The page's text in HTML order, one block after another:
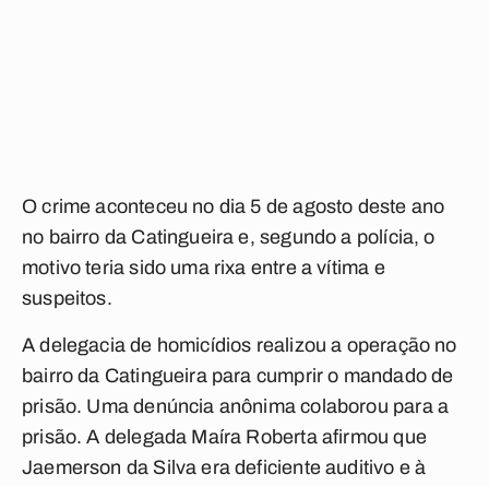
O crime aconteceu no dia 5 de agosto deste ano
no bairro da Catingueira e, segundo a polícia, o
motivo teria sido uma rixa entre a vítima e
suspeitos.
A delegacia de homicídios realizou a operação no
bairro da Catingueira para cumprir o mandado de
prisão. Uma denúncia anônima colaborou para a
prisão. A delegada Maíra Roberta afirmou que
Jaemerson da Silva era deficiente auditivo e à